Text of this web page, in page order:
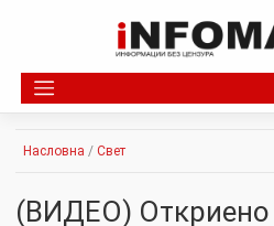
Насловна / Свет
(ВИДЕО)